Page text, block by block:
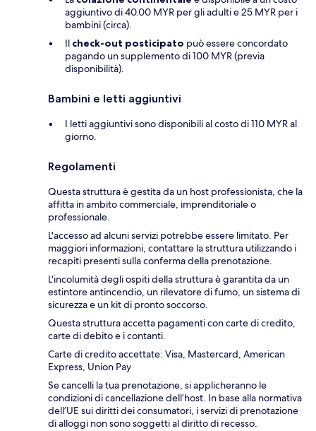
aggiuntivo di 40.00 MYR per gli adulti e 25 MYR per i
bambini (circa).
Il check-out posticipato può essere concordato
pagando un supplemento di 100 MYR (previa
disponibilità).
Bambini e letti aggiuntivi
I letti aggiuntivi sono disponibili al costo di 110 MYR al
giorno.
Regolamenti
Questa struttura è gestita da un host professionista, che la
affitta in ambito commerciale, imprenditoriale o
professionale.
L'accesso ad alcuni servizi potrebbe essere limitato. Per
maggiori informazioni, contattare la struttura utilizzando i
recapiti presenti sulla conferma della prenotazione.
L'incolumità degli ospiti della struttura è garantita da un
estintore antincendio, un rilevatore di fumo, un sistema di
sicurezza e un kit di pronto soccorso.
Questa struttura accetta pagamenti con carte di credito,
carte di debito e i contanti.
Carte di credito accettate: Visa, Mastercard, American
Express, Union Pay
Se cancelli la tua prenotazione, si applicheranno le
condizioni di cancellazione dell’host. In base alla normativa
dell’UE sui diritti dei consumatori, i servizi di prenotazione
di alloggi non sono soggetti al diritto di recesso.